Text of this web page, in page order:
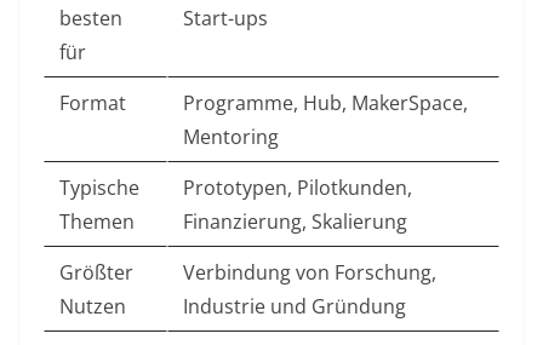
besten
für
Start-ups
Format
Programme, Hub, MakerSpace,
Mentoring
Typische
Themen
Prototypen, Pilotkunden,
Finanzierung, Skalierung
Größter
Nutzen
Verbindung von Forschung,
Industrie und Gründung